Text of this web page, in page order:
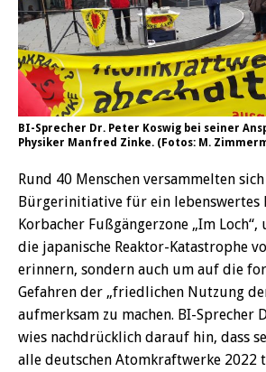
BI-Sprecher Dr. Peter Koswig bei seiner
Physiker Manfred Zinke. (Fotos: M.
Rund 40 Menschen versammelten
Bürgerinitiative für ein lebenswertes
Korbacher Fußgängerzone „Im
die japanische Reaktor-Katastrophe
erinnern, sondern auch um auf die
Gefahren der „friedlichen Nutzung
aufmerksam zu machen. BI-Sprecher
wies nachdrücklich darauf hin, dass
alle deutschen Atomkraftwerke 2022